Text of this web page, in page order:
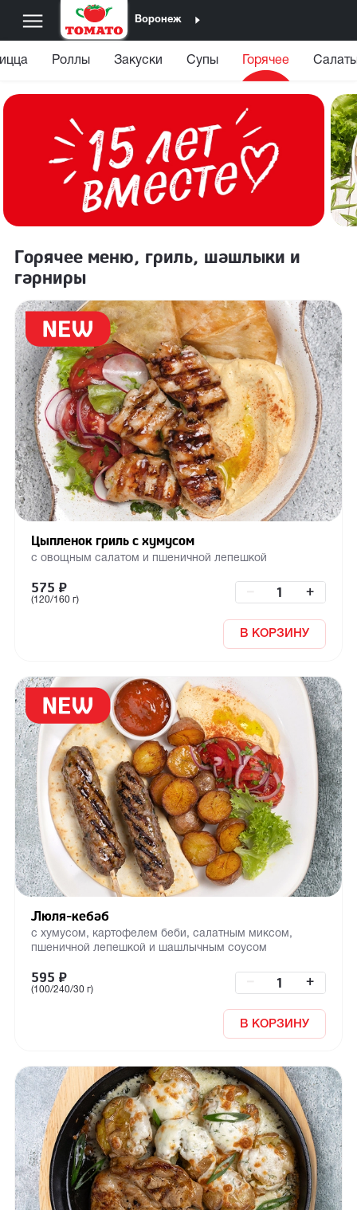
Воронеж
Роллы Закуски Супы Горячее
Горячее меню, гриль, шашлыки и
гарниры
Цыпленок гриль с хумусом
с овощным салатом и пшеничной лепешкой
575 ₽
(120/160 г)
+
В КОРЗИНУ
Люля-кебаб
с хумусом, картофелем беби, салатным миксом,
пшеничной лепешкой и шашлычным соусом
595 ₽
(100/240/30 г)
+
В КОРЗИНУ